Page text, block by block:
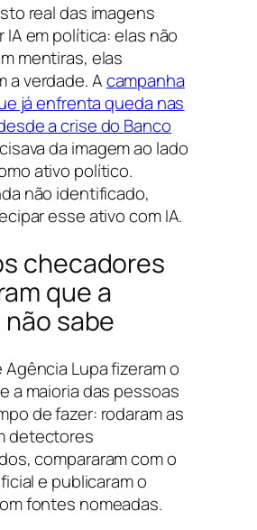
real das imagens
IA em política: elas não
mentiras, elas
a verdade. Acampanha
já enfrenta queda nas
a crise do Banco
da imagem ao lado
ativo político.
não identificado,
esse ativo com IA.
checadores
que a
sabe
Agência Lupa fizeram o
a maioria das pessoas
de fazer: rodaram as
detectores
compararam com o
e publicaram o
fontes nomeadas.